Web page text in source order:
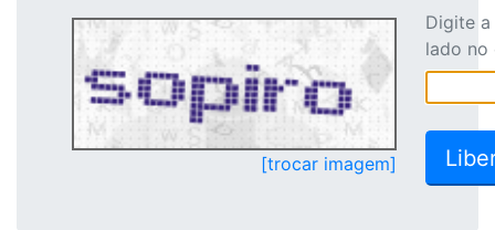
[trocar imagem]
Digite
lado no